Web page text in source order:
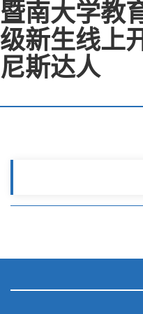
暨南大学教
级新生线上
尼斯达人